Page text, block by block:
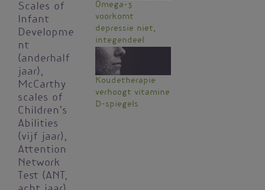
Scales of
Infant
Developme
nt
(anderhalf
jaar),
McCarthy
scales of
Children’s
Abilities
(vijf jaar),
Attention
Network
Test (ANT,
Omega-3
voorkomt
depressie niet,
integendeel
Koudetherapie
verhoogt vitamine
D-spiegels